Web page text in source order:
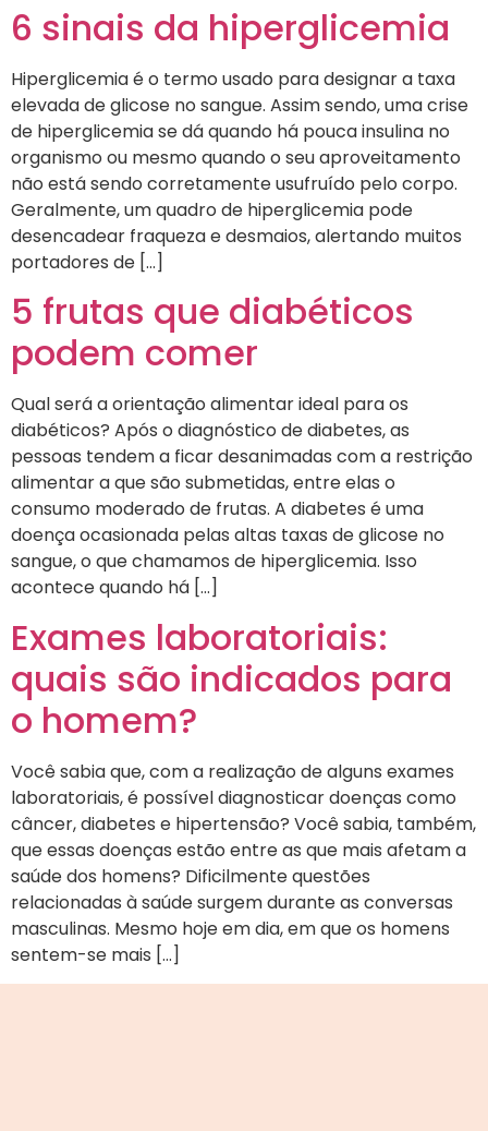
6 sinais da hiperglicemia
Hiperglicemia é o termo usado para designar a taxa
elevada de glicose no sangue. Assim sendo, uma crise
de hiperglicemia se dá quando há pouca insulina no
organismo ou mesmo quando o seu aproveitamento
não está sendo corretamente usufruído pelo corpo.
Geralmente, um quadro de hiperglicemia pode
desencadear fraqueza e desmaios, alertando muitos
portadores de […]
5 frutas que diabéticos
podem comer
Qual será a orientação alimentar ideal para os
diabéticos? Após o diagnóstico de diabetes, as
pessoas tendem a ficar desanimadas com a restrição
alimentar a que são submetidas, entre elas o
consumo moderado de frutas. A diabetes é uma
doença ocasionada pelas altas taxas de glicose no
sangue, o que chamamos de hiperglicemia. Isso
acontece quando há […]
Exames laboratoriais:
quais são indicados para
o homem?
Você sabia que, com a realização de alguns exames
laboratoriais, é possível diagnosticar doenças como
câncer, diabetes e hipertensão? Você sabia, também,
que essas doenças estão entre as que mais afetam a
saúde dos homens? Dificilmente questões
relacionadas à saúde surgem durante as conversas
masculinas. Mesmo hoje em dia, em que os homens
sentem-se mais […]